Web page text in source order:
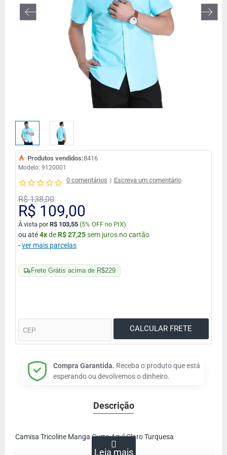
FORA DE ESTOQUE
Frete Grátis acima de R$229
Modelo: 9120001
Produtos vendidos:8416
0 comentários | Escreva um comentário
R$ 109,00
R$ 138,00
À vista porR$ 103,55 (5% OFF no PIX)
ou até4xdeR$ 27,25sem juros no cartão
-ver mais parcelas
Compra Garantida. Receba o produto que está
esperando ou devolvemos o dinheiro.
Descrição
Camisa Tricoline Manga Curta Azul Claro Turquesa